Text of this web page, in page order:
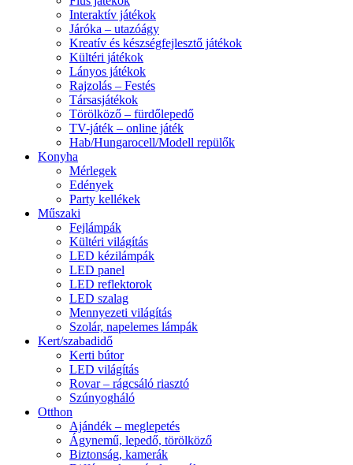
Interaktív játékok
Járóka – utazóágy
Kreatív és készségfejlesztő játékok
Kültéri játékok
Lányos játékok
Rajzolás – Festés
Társasjátékok
Törölköző – fürdőlepedő
TV-játék – online játék
Hab/Hungarocell/Modell repülők
Konyha
Mérlegek
Edények
Party kellékek
Műszaki
Fejlámpák
Kültéri világítás
LED kézilámpák
LED panel
LED reflektorok
LED szalag
Mennyezeti világítás
Szolár, napelemes lámpák
Kert/szabadidő
Kerti bútor
LED világítás
Rovar – rágcsáló riasztó
Szúnyogháló
Otthon
Ajándék – meglepetés
Ágynemű, lepedő, törölköző
Biztonság, kamerák